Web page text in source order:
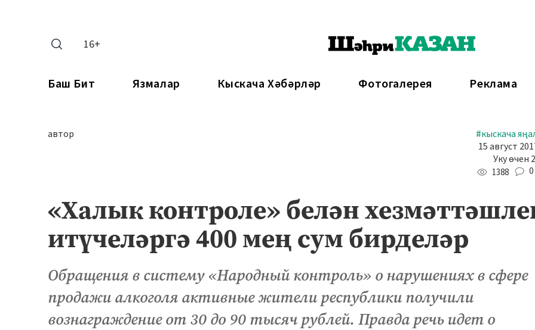
16+
Баш Бит Язмалар Кыскача Хәбәрләр Фотогалерея Реклама
автор
#кыскача
15 август
Уку өчен
1388 0
«Халык контроле» белән
итүчеләргә 400 мең сум бирделәр
Обращения в систему «Народный контроль» о нарушениях в сфере
продажи алкоголя активные жители республики получили
вознаграждение от 30 до 90 тысяч рублей. Правда речь идет о